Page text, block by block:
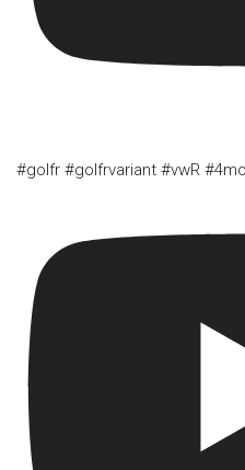
#golfr #golfrvariant #vwR